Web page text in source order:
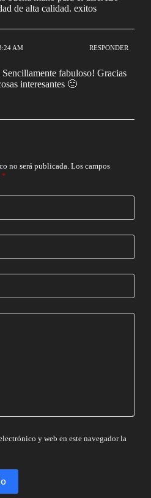
de alta calidad. exitos
AM RESPONDER
fabuloso! Gracias
interesantes 🙂
no será publicada. Los campos
*
y web en este navegador la